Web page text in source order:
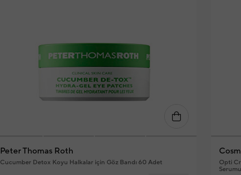
Peter Thomas Roth
Cucumber Detox Koyu Halkalar için Göz Bandı 60 Adet
Opti